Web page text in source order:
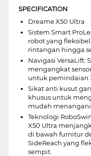
SPECIFICATION
Dreame X50 Ultra
Sistem Smart
robot yang
rintangan hingga
Navigasi VersaLift:
mengangkat
untuk pemindaian
Sikat anti kusut
khusus untuk
mudah
Teknologi
X50 Ultra
di bawah furnitur
SideReach yang
sempit.